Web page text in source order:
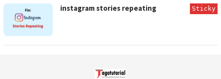
instagram stories repeating Sticky